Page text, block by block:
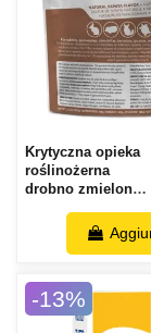
Krytyczna opieka
roślinożerna
drobno zmielona
-13%